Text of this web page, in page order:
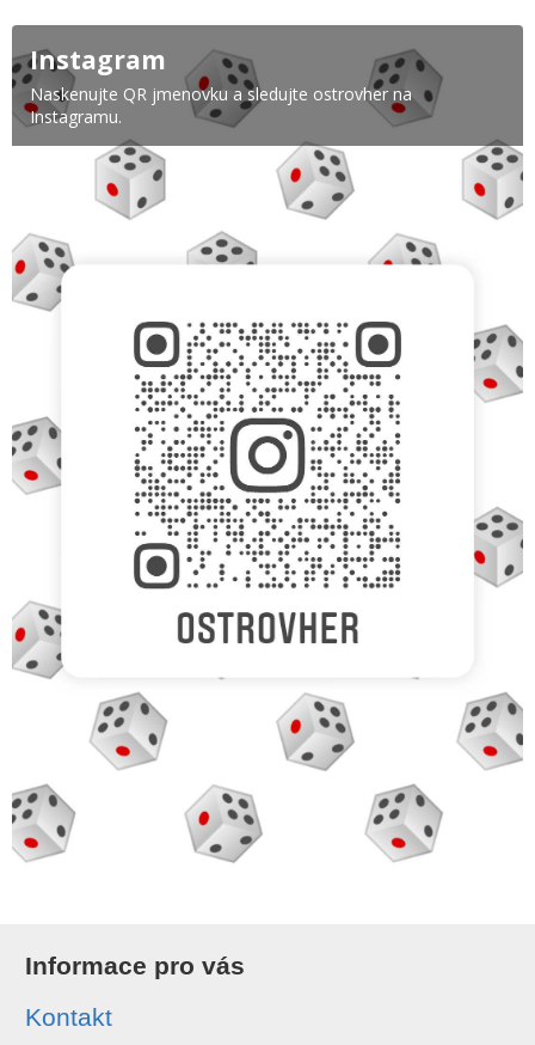
Instagram
Naskenujte QR jmenovku a sledujte ostrovher na
Instagramu.
Informace pro vás
Kontakt